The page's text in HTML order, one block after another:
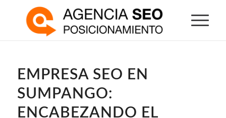
EMPRESA SEO EN
SUMPANGO:
ENCABEZANDO EL